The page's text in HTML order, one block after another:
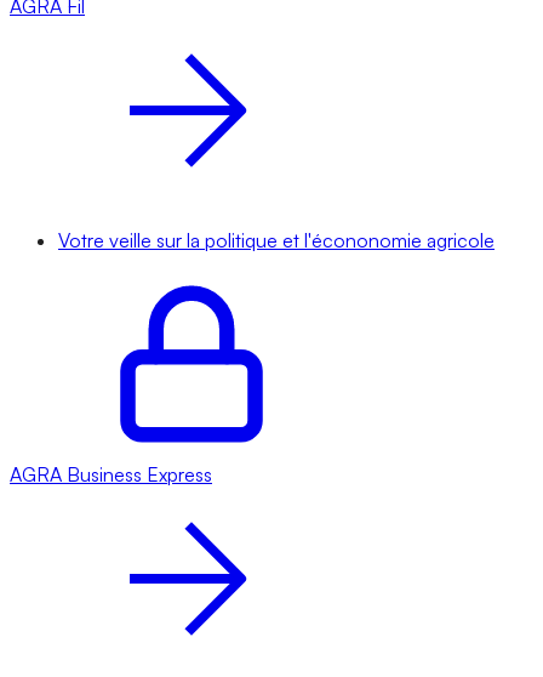
AGRA Fil
Votre veille sur la politique et l'écononomie agricole
AGRA Business Express